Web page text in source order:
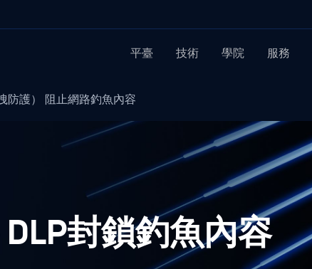
平臺 技術 學院 服務
防護） 阻止網路釣魚內容
封鎖釣魚內容